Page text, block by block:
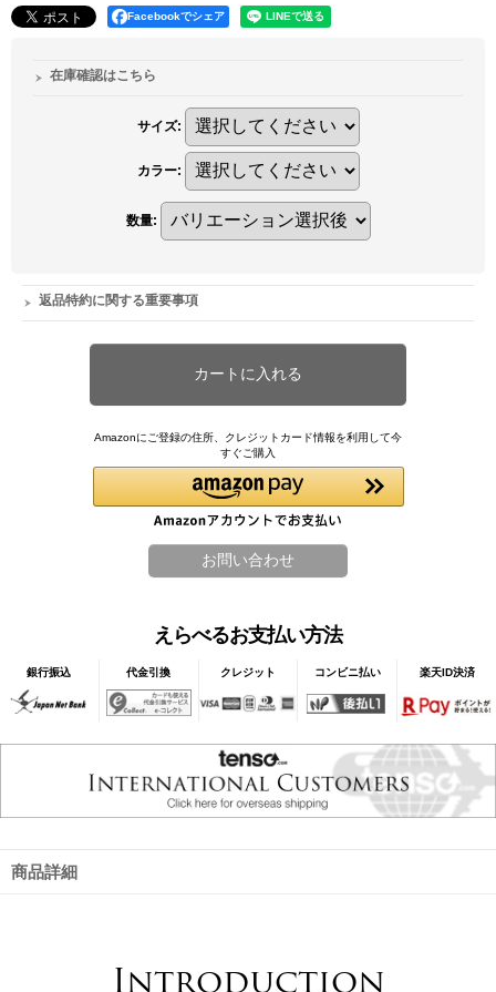
Facebookでシェア
在庫確認はこちら
サイズ:
カラー:
数量:
返品特約に関する重要事項
Amazonにご登録の住所、クレジットカード情報を利用して今
すぐご購入
えらべるお支払い方法
銀行振込 代金引換 クレジット コンビニ払い 楽天ID決済
商品詳細
Introduction